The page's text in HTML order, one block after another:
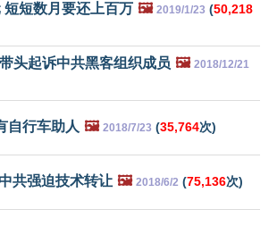
短数月要还上百万 🖼️ 2019/1/23 (50,218
头起诉中共黑客组织成员 🖼️ 2018/12/21
自行车助人 🖼️ 2018/7/23 (35,764次)
共强迫技术转让 🖼️ 2018/6/2 (75,136次)